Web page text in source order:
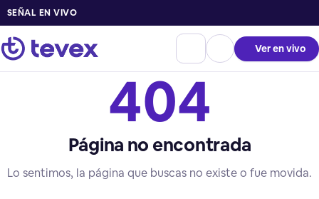
SEÑAL EN VIVO
Ver en vivo
404
Página no encontrada
Lo sentimos, la página que buscas no existe o fue movida.